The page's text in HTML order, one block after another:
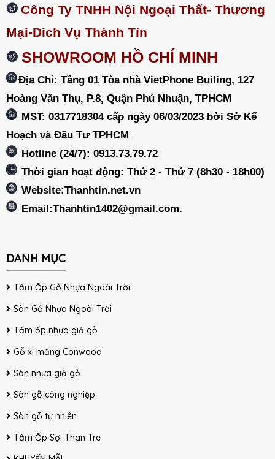
Công Ty TNHH Nội Ngoại Thất- Thương
Mại-Dich Vụ Thành Tín
SHOWROOM HỒ CHÍ MINH
Địa Chỉ: Tầng 01 Tòa nhà VietPhone Builing, 127
Hoàng Văn Thụ, P.8, Quận Phú Nhuận, TPHCM
MST: 0317718304 cấp ngày 06/03/2023 bởi Sở Kế
Hoạch và Đầu Tư TPHCM
Hotline (24/7): 0913.73.79.72
Thời gian hoạt động: Thứ 2 - Thứ 7 (8h30 - 18h00)
Website:Thanhtin.net.vn
Email:Thanhtin1402@gmail.com.
DANH MỤC
Tấm Ốp Gỗ Nhựa Ngoài Trời
Sàn Gỗ Nhựa Ngoài Trời
Tấm ốp nhựa giả gỗ
Gỗ xi măng Conwood
Sàn nhựa giả gỗ
Sàn gỗ công nghiệp
Sàn gỗ tự nhiên
Tấm Ốp Sợi Than Tre